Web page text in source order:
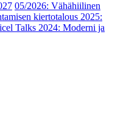
05/2026: Vähähiilinen
kiertotalous 2025:
Talks 2024: Moderni ja